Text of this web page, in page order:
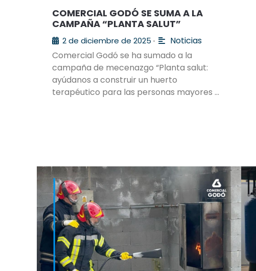
COMERCIAL GODÓ SE SUMA A LA
CAMPAÑA “PLANTA SALUT”
2 de diciembre de 2025 •
Noticias
Comercial Godó se ha sumado a la
campaña de mecenazgo “Planta salut:
ayúdanos a construir un huerto
terapéutico para las personas mayores …